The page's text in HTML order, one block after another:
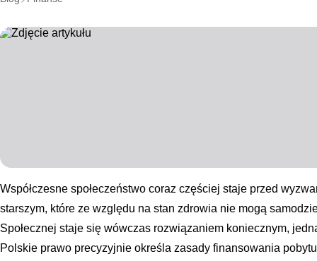
Współczesne społeczeństwo coraz częściej staje przed
starszym, które ze względu na stan zdrowia nie mogą
Społecznej staje się wówczas rozwiązaniem koniecznym,
Polskie prawo precyzyjnie określa zasady finansowania